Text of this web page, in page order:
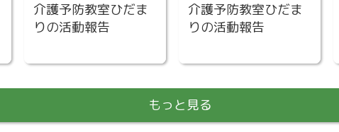
介護予防教室ひだま
りの活動報告
介護予防教室ひだま
りの活動報告
もっと見る